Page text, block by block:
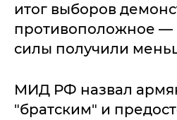
итог выборов
противоположное —
силы получили
МИД РФ назвал
"братским" и